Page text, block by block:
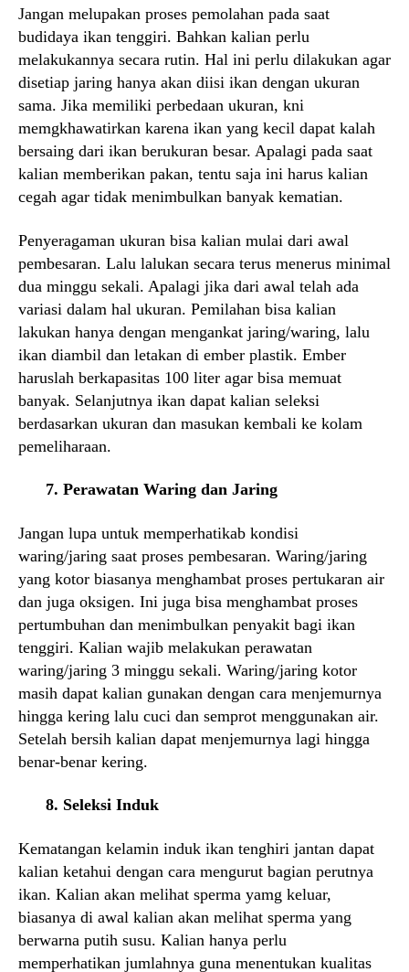
Jangan melupakan proses pemolahan pada saat
budidaya ikan tenggiri. Bahkan kalian perlu
melakukannya secara rutin. Hal ini perlu dilakukan agar
disetiap jaring hanya akan diisi ikan dengan ukuran
sama. Jika memiliki perbedaan ukuran, kni
memgkhawatirkan karena ikan yang kecil dapat kalah
bersaing dari ikan berukuran besar. Apalagi pada saat
kalian memberikan pakan, tentu saja ini harus kalian
cegah agar tidak menimbulkan banyak kematian.
Penyeragaman ukuran bisa kalian mulai dari awal
pembesaran. Lalu lalukan secara terus menerus minimal
dua minggu sekali. Apalagi jika dari awal telah ada
variasi dalam hal ukuran. Pemilahan bisa kalian
lakukan hanya dengan mengankat jaring/waring, lalu
ikan diambil dan letakan di ember plastik. Ember
haruslah berkapasitas 100 liter agar bisa memuat
banyak. Selanjutnya ikan dapat kalian seleksi
berdasarkan ukuran dan masukan kembali ke kolam
pemeliharaan.
7. Perawatan Waring dan Jaring
Jangan lupa untuk memperhatikab kondisi
waring/jaring saat proses pembesaran. Waring/jaring
yang kotor biasanya menghambat proses pertukaran air
dan juga oksigen. Ini juga bisa menghambat proses
pertumbuhan dan menimbulkan penyakit bagi ikan
tenggiri. Kalian wajib melakukan perawatan
waring/jaring 3 minggu sekali. Waring/jaring kotor
masih dapat kalian gunakan dengan cara menjemurnya
hingga kering lalu cuci dan semprot menggunakan air.
Setelah bersih kalian dapat menjemurnya lagi hingga
benar-benar kering.
8. Seleksi Induk
Kematangan kelamin induk ikan tenghiri jantan dapat
kalian ketahui dengan cara mengurut bagian perutnya
ikan. Kalian akan melihat sperma yamg keluar,
biasanya di awal kalian akan melihat sperma yang
berwarna putih susu. Kalian hanya perlu
memperhatikan jumlahnya guna menentukan kualitas